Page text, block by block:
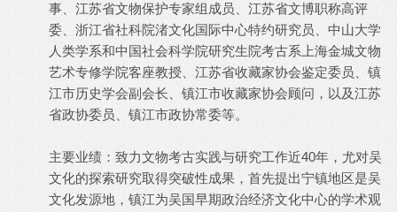
事、江苏省文物保护专家组成员、江苏省文博职称高评
委、浙江省社科院渚文化国际中心特约研究员、中山大学
人类学系和中国社会科学院研究生院考古系上海金城文物
艺术专修学院客座教授、江苏省收藏家协会鉴定委员、镇
江市历史学会副会长、镇江市收藏家协会顾问，以及江苏
省政协委员、镇江市政协常委等。
主要业绩：致力文物考古实践与研究工作近40年，尤对吴
文化的探索研究取得突破性成果，首先提出宁镇地区是吴
文化发源地，镇江为吴国早期政治经济文化中心的学术观